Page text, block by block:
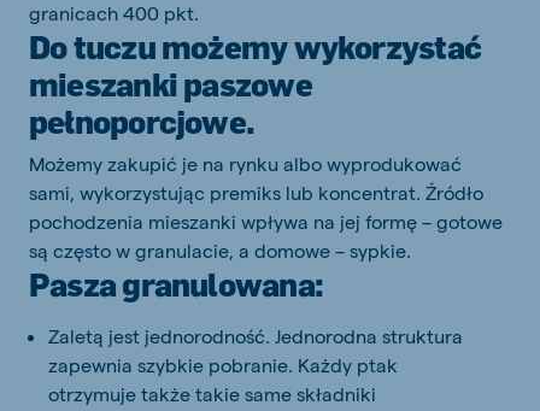
granicach 400 pkt.
Do tuczu możemy wykorzystać
mieszanki paszowe
pełnoporcjowe.
Możemy zakupić je na rynku albo wyprodukować
sami, wykorzystując premiks lub koncentrat. Źródło
pochodzenia mieszanki wpływa na jej formę – gotowe
są często w granulacie, a domowe – sypkie.
Pasza granulowana:
Zaletą jest jednorodność. Jednorodna struktura
zapewnia szybkie pobranie. Każdy ptak
otrzymuje także takie same składniki